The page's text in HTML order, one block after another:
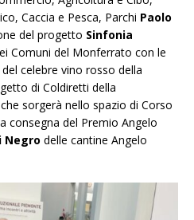
Caccia e Pesca, Parchi Paolo
del progetto Sinfonia
Comuni del Monferrato con le
celebre vino rosso della
di Coldiretti della
che sorgerà nello spazio di Corso
consegna del Premio Angelo
Negro delle cantine Angelo